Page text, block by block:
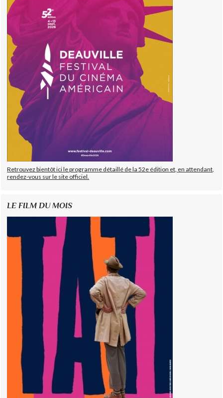
Retrouvez bientôt ici le programme détaillé de la 52e édition et, en attendant,
rendez-vous sur le site officiel.
LE FILM DU MOIS